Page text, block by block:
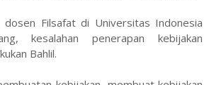
dosen Filsafat di Universitas Indonesia
kesalahan penerapan kebijakan
Bahlil.